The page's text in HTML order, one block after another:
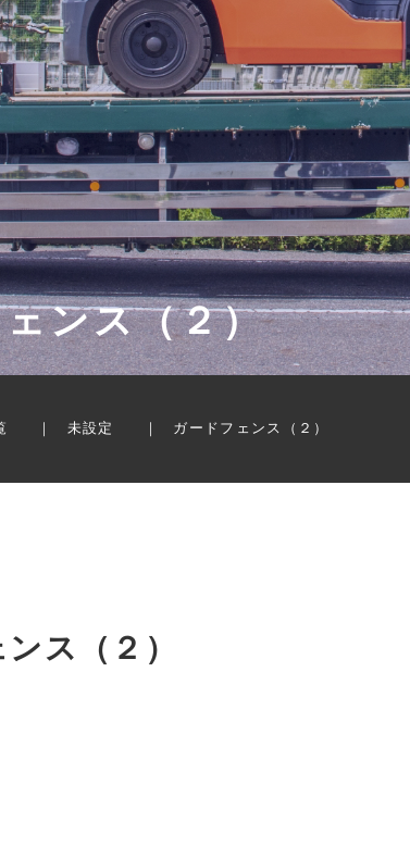
ンス（２）
未設定 ガードフェンス（２）
ス（２）